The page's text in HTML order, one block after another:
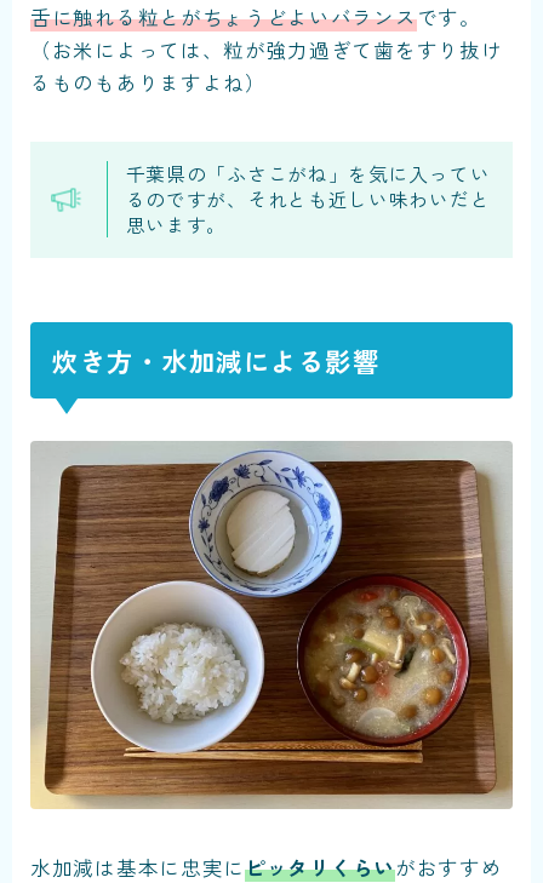
舌に触れる粒とがちょうどよいバランスです。
（お米によっては、粒が強力過ぎて歯をすり抜け
るものもありますよね）
千葉県の「ふさこがね」を気に入ってい
るのですが、それとも近しい味わいだと
思います。
炊き方・水加減による影響
水加減は基本に忠実にピッタリくらいがおすすめ